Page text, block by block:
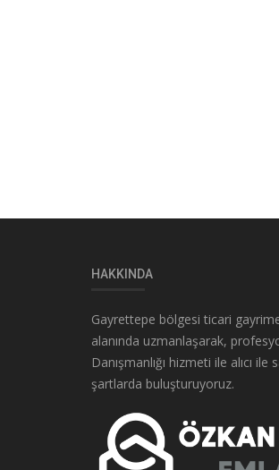
HAKKINDA
Gayrettepe bölgesi ticari
alanında uzmanlaşarak,
Danışmanlığı hizmeti ile alıcı ile
şartlarda buluşturuyoruz.